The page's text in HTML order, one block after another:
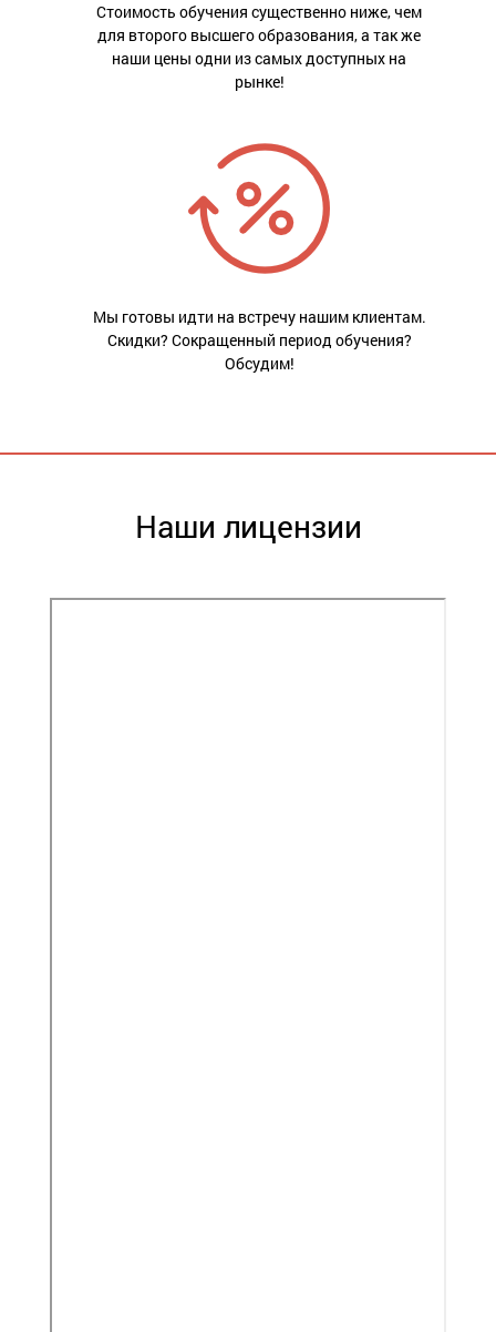
Стоимость обучения существенно ниже, чем
для второго высшего образования, а так же
наши цены одни из самых доступных на
рынке!
Мы готовы идти на встречу нашим клиентам.
Скидки? Сокращенный период обучения?
Обсудим!
Наши лицензии